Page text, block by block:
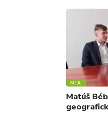
MIX
Matúš